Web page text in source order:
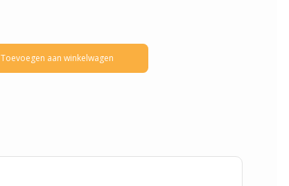
Toevoegen aan winkelwagen